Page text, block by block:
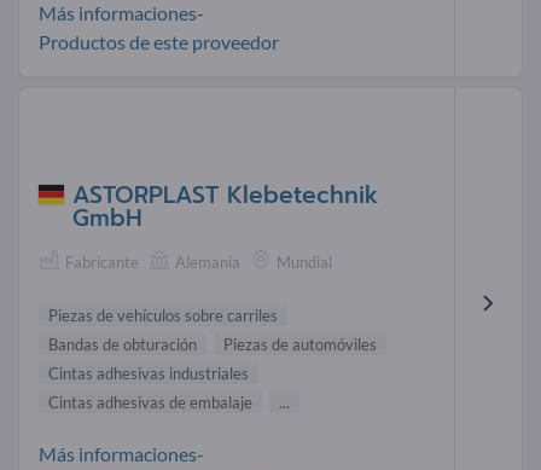
Más informaciones-
Productos de este proveedor
ASTORPLAST Klebetechnik
GmbH
Fabricante Alemania Mundial
Piezas de vehículos sobre carriles
Bandas de obturación
Piezas de automóviles
Cintas adhesivas industriales
Cintas adhesivas de embalaje
...
Más informaciones-